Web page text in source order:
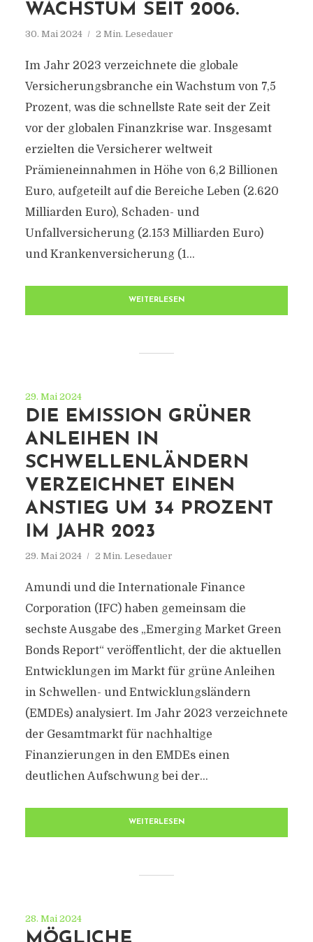
WACHSTUM SEIT 2006.
30. Mai 2024 2 Min. Lesedauer
Im Jahr 2023 verzeichnete die globale
Versicherungsbranche ein Wachstum von 7,5
Prozent, was die schnellste Rate seit der Zeit
vor der globalen Finanzkrise war. Insgesamt
erzielten die Versicherer weltweit
Prämieneinnahmen in Höhe von 6,2 Billionen
Euro, aufgeteilt auf die Bereiche Leben (2.620
Milliarden Euro), Schaden- und
Unfallversicherung (2.153 Milliarden Euro)
und Krankenversicherung (1...
WEITERLESEN
29. Mai 2024
DIE EMISSION GRÜNER
ANLEIHEN IN
SCHWELLENLÄNDERN
VERZEICHNET EINEN
ANSTIEG UM 34 PROZENT
IM JAHR 2023
29. Mai 2024 2 Min. Lesedauer
Amundi und die Internationale Finance
Corporation (IFC) haben gemeinsam die
sechste Ausgabe des „Emerging Market Green
Bonds Report“ veröffentlicht, der die aktuellen
Entwicklungen im Markt für grüne Anleihen
in Schwellen- und Entwicklungsländern
(EMDEs) analysiert. Im Jahr 2023 verzeichnete
der Gesamtmarkt für nachhaltige
Finanzierungen in den EMDEs einen
deutlichen Aufschwung bei der...
WEITERLESEN
28. Mai 2024